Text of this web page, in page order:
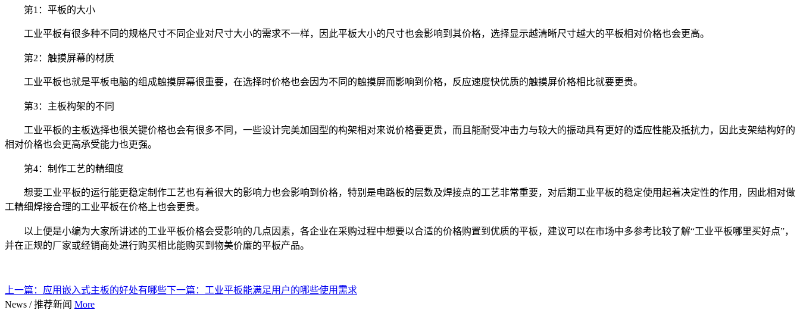
第1：平板的大小
工业平板有很多种不同的规格尺寸不同企业对尺寸大小的需求不一样，因此平板大小的尺寸也会影响到其价格，选择显示越清晰尺寸越大的平板相对价格也会更高。
第2：触摸屏幕的材质
工业平板也就是平板电脑的组成触摸屏幕很重要，在选择时价格也会因为不同的触摸屏而影响到价格，反应速度快优质的触摸屏价格相比就要更贵。
第3：主板构架的不同
工业平板的主板选择也很关键价格也会有很多不同，一些设计完美加固型的构架相对来说价格要更贵，而且能耐受冲击力与较大的振动具有更好的适应性能及抵抗力，因此支架结构好的
相对价格也会更高承受能力也更强。
第4：制作工艺的精细度
想要工业平板的运行能更稳定制作工艺也有着很大的影响力也会影响到价格，特别是电路板的层数及焊接点的工艺非常重要，对后期工业平板的稳定使用起着决定性的作用，因此相对做
工精细焊接合理的工业平板在价格上也会更贵。
以上便是小编为大家所讲述的工业平板价格会受影响的几点因素，各企业在采购过程中想要以合适的价格购置到优质的平板，建议可以在市场中多参考比较了解“工业平板哪里买好点”，
并在正规的厂家或经销商处进行购买相比能购买到物美价廉的平板产品。
上一篇： 应用嵌入式主板的好处有哪些下一篇： 工业平板能满足用户的哪些使用需求
News / 推荐新闻 More